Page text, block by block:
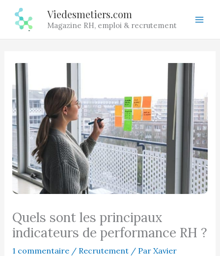
contenu
Viedesmetiers.com
Magazine RH, emploi & recrutement
Quels sont les principaux
indicateurs de performance RH ?
1 commentaire / Recrutement/ Par Xavier